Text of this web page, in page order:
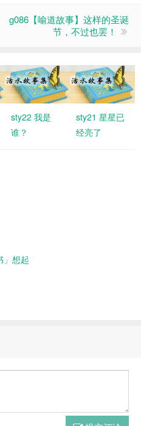
g086【喻道故事】这样的圣诞
节，不过也罢！
sty22 我是
谁？
sty21 星星已
经亮了
」想起